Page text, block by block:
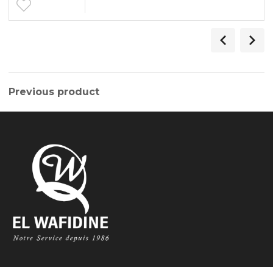
Previous product